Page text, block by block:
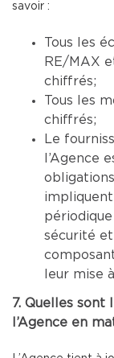
savoir :
Tous les
RE/MAX
chiffrés;
Tous les
chiffrés;
Le
l’Agence
sécurité
leur mise
7. Quelles sont
l’Agence en